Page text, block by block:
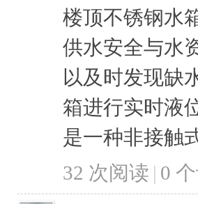
楼顶不锈钢水
供水安全与水
以及时发现缺
箱进行实时液
是一种非接触
32 次阅读 | 0